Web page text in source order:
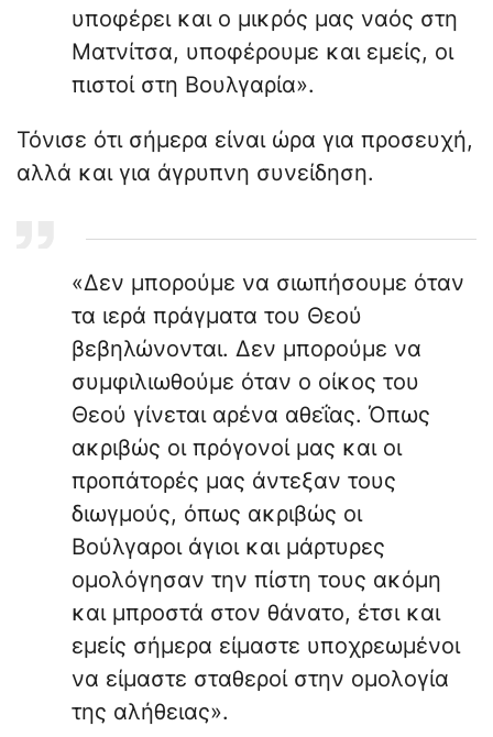
υποφέρει και ο μικρός μας ναός στη
Ματνίτσα, υποφέρουμε και εμείς, οι
πιστοί στη Βουλγαρία».
Τόνισε ότι σήμερα είναι ώρα για προσευχή,
αλλά και για άγρυπνη συνείδηση.
«Δεν μπορούμε να σιωπήσουμε όταν
τα ιερά πράγματα του Θεού
βεβηλώνονται. Δεν μπορούμε να
συμφιλιωθούμε όταν ο οίκος του
Θεού γίνεται αρένα αθεΐας. Όπως
ακριβώς οι πρόγονοί μας και οι
προπάτορές μας άντεξαν τους
διωγμούς, όπως ακριβώς οι
Βούλγαροι άγιοι και μάρτυρες
ομολόγησαν την πίστη τους ακόμη
και μπροστά στον θάνατο, έτσι και
εμείς σήμερα είμαστε υποχρεωμένοι
να είμαστε σταθεροί στην ομολογία
της αλήθειας».